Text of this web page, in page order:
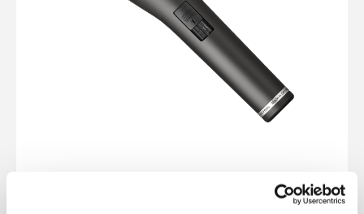
TG V70 (S) - Beyerdynamic Micro Dynamique